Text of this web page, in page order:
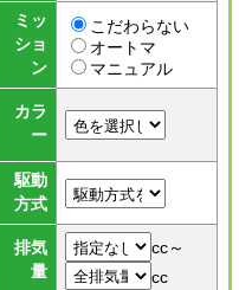
ミッ
ショ
ン
こだわらない
オートマ
マニュアル
カラ
ー
駆動
方式
排気
量
cc～
cc